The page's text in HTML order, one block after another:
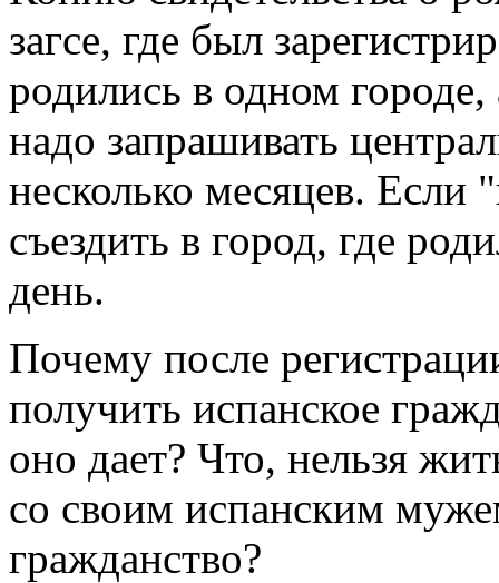
загсе, где был
родились в одном
надо запрашивать
несколько месяцев. Если
съездить в город, где
день.
Почему после
получить испанское
оно дает? Что, нельзя
со своим испанским
гражданство?